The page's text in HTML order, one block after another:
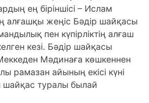
ең біріншісі – Ислам
алғашқы жеңіс Бәдір шайқасы
пен күпірліктің алғаш
кезі. Бәдір шайқасы
рамазан айының екісі күні
туралы былай